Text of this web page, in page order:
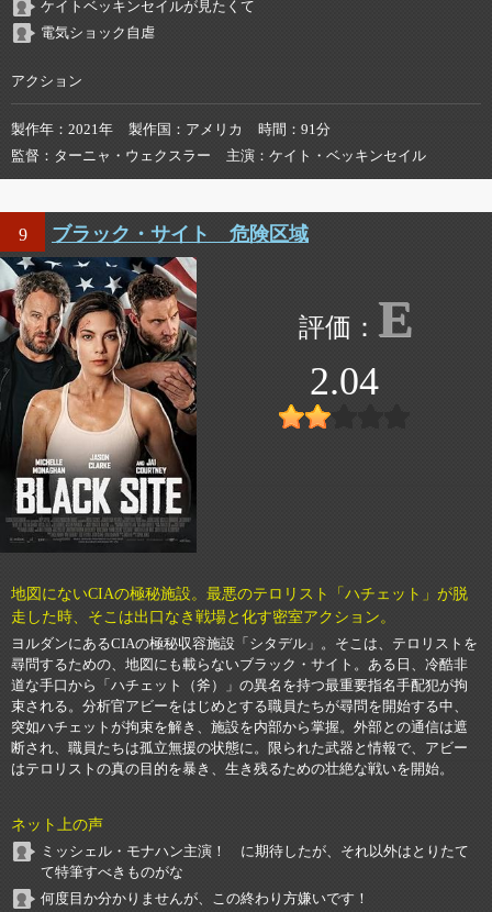
ケイトベッキンセイルが見たくて
電気ショック自虐
アクション
製作年 2021年 製作国 アメリカ 時間
91分
監督
ターニャ・ウェクスラー 主演 ケイト・ベッキンセイル
9 ブラック・サイト 危険区域
E
2.04
地図にないCIAの極秘施設。最悪のテロリスト「ハチェット」が脱
走した時、そこは出口なき戦場と化す密室アクション。
ヨルダンにあるCIAの極秘収容施設「シタデル」。そこは、テロリストを
尋問するための、地図にも載らないブラック・サイト。ある日、冷酷非
道な手口から「ハチェット（斧）」の異名を持つ最重要指名手配犯が拘
束される。分析官アビーをはじめとする職員たちが尋問を開始する中、
突如ハチェットが拘束を解き、施設を内部から掌握。外部との通信は遮
断され、職員たちは孤立無援の状態に。限られた武器と情報で、アビー
はテロリストの真の目的を暴き、生き残るための壮絶な戦いを開始。
ネット上の声
ミッシェル・モナハン主演！ に期待したが、それ以外はとりたて
て特筆すべきものがな
何度目か分かりませんが、この終わり方嫌いです！